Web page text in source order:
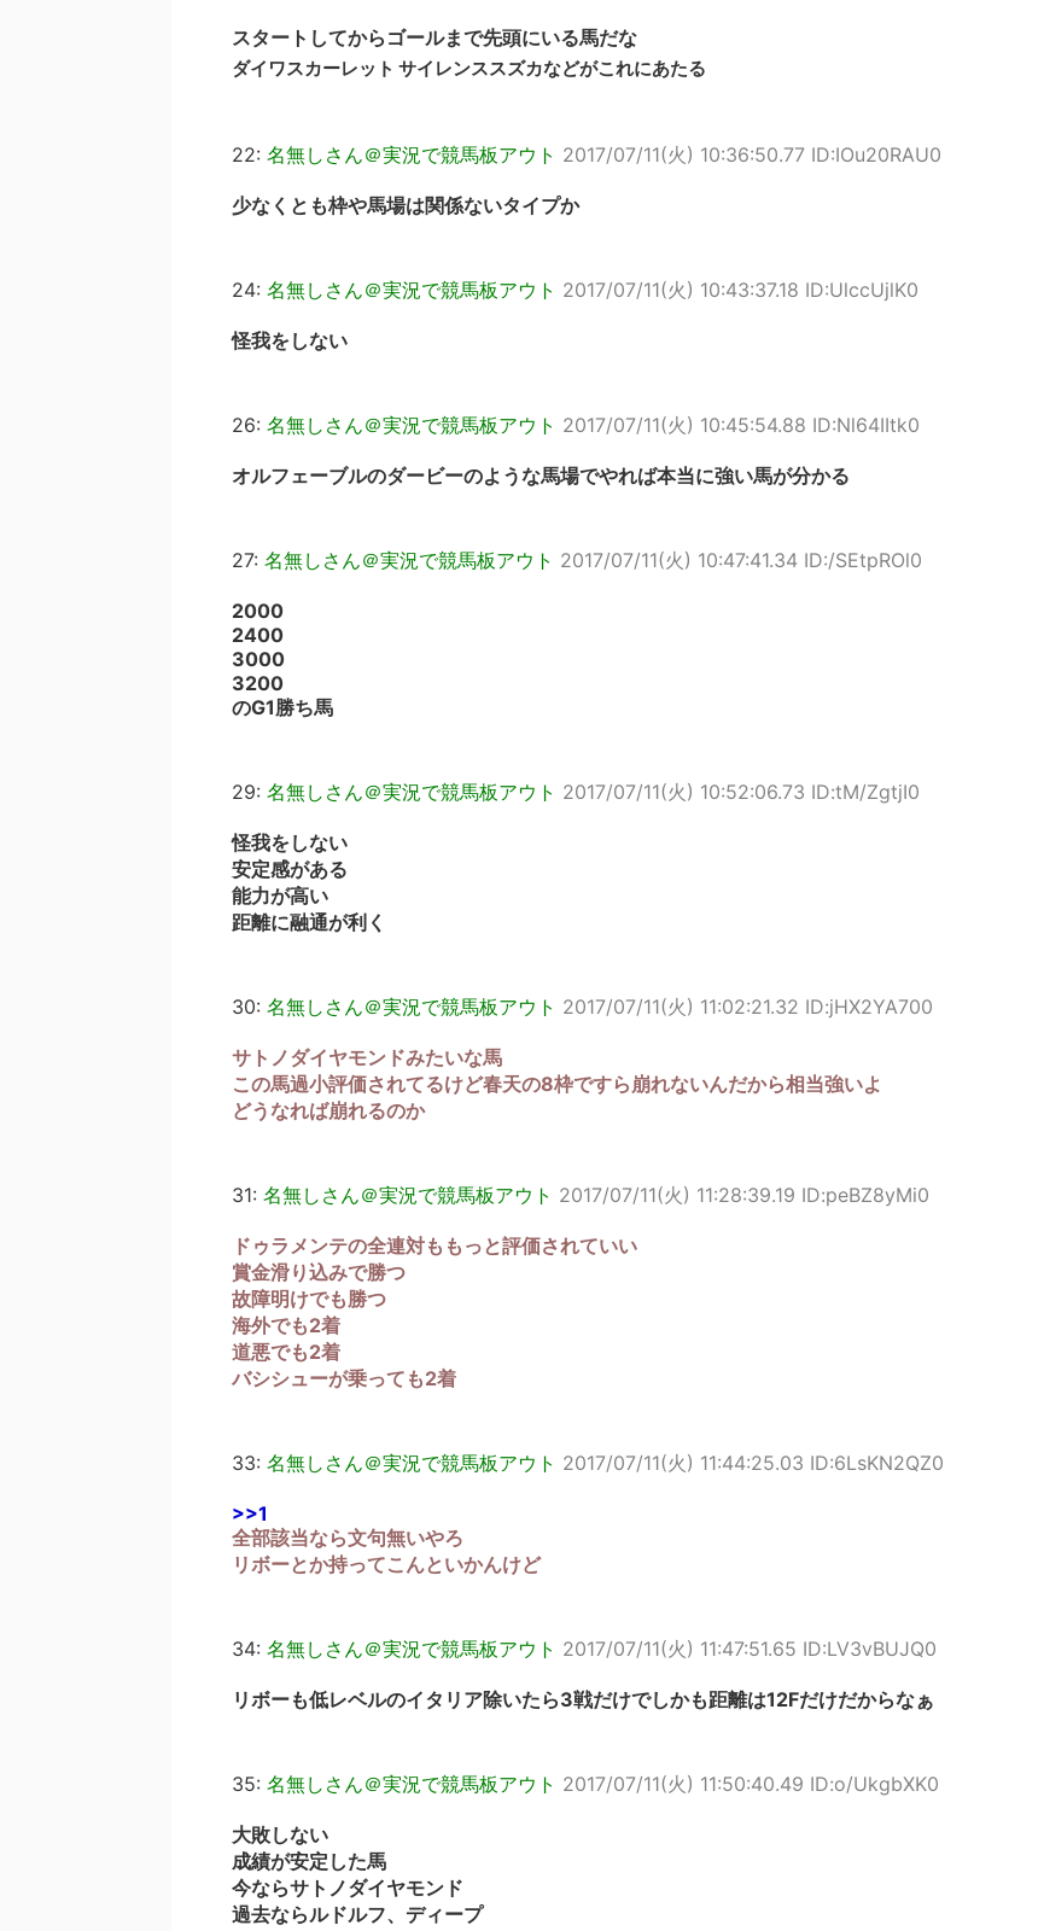
スタートしてからゴールまで先頭にいる馬だな
ダイワスカーレット サイレンススズカなどがこれにあたる
22: 名無しさん＠実況で競馬板アウト 2017/07/11(火) 10:36:50.77 ID:IOu20RAU0
少なくとも枠や馬場は関係ないタイプか
24: 名無しさん＠実況で競馬板アウト 2017/07/11(火) 10:43:37.18 ID:UlccUjlK0
怪我をしない
26: 名無しさん＠実況で競馬板アウト 2017/07/11(火) 10:45:54.88 ID:Nl64IItk0
オルフェーブルのダービーのような馬場でやれば本当に強い馬が分かる
27: 名無しさん＠実況で競馬板アウト 2017/07/11(火) 10:47:41.34 ID:/SEtpROl0
2000
2400
3000
3200
のG1勝ち馬
29: 名無しさん＠実況で競馬板アウト 2017/07/11(火) 10:52:06.73 ID:tM/ZgtjI0
怪我をしない
安定感がある
能力が高い
距離に融通が利く
30: 名無しさん＠実況で競馬板アウト 2017/07/11(火) 11:02:21.32 ID:jHX2YA700
サトノダイヤモンドみたいな馬
この馬過小評価されてるけど春天の8枠ですら崩れないんだから相当強いよ
どうなれば崩れるのか
31: 名無しさん＠実況で競馬板アウト 2017/07/11(火) 11:28:39.19 ID:peBZ8yMi0
ドゥラメンテの全連対ももっと評価されていい
賞金滑り込みで勝つ
故障明けでも勝つ
海外でも2着
道悪でも2着
バシシューが乗っても2着
33: 名無しさん＠実況で競馬板アウト 2017/07/11(火) 11:44:25.03 ID:6LsKN2QZ0
>>1
全部該当なら文句無いやろ
リボーとか持ってこんといかんけど
34: 名無しさん＠実況で競馬板アウト 2017/07/11(火) 11:47:51.65 ID:LV3vBUJQ0
リボーも低レベルのイタリア除いたら3戦だけでしかも距離は12Fだけだからなぁ
35: 名無しさん＠実況で競馬板アウト 2017/07/11(火) 11:50:40.49 ID:o/UkgbXK0
大敗しない
成績が安定した馬
今ならサトノダイヤモンド
過去ならルドルフ、ディープ